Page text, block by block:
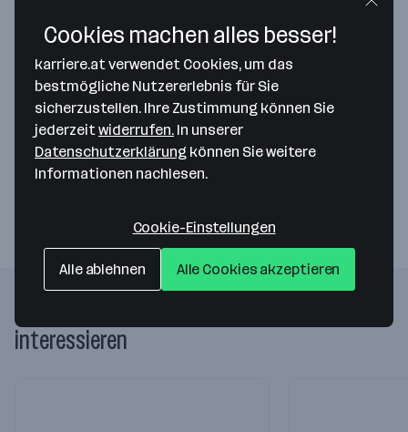
Map data ©2026 Google
Werkmit beotol Werkzeuge GmbH
Hauptstraße 23
3013 Tullnerbach— Route berechnen
Website
interessieren
Cookies machen alles besser!
karriere.at verwendet Cookies, um das
bestmögliche Nutzererlebnis für Sie
sicherzustellen. Ihre Zustimmung können Sie
jederzeit widerrufen. In unserer
Datenschutzerklärung können Sie weitere
Informationen nachlesen.
Cookie-Einstellungen
Alle ablehnen Alle Cookies akzeptieren